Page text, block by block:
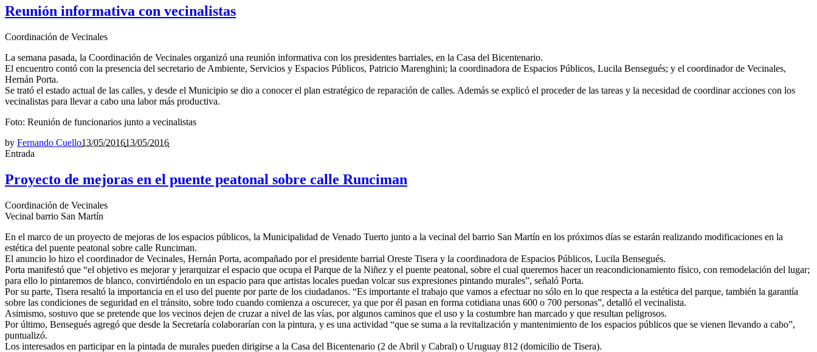
Reunión informativa con vecinalistas
Coordinación de Vecinales
La semana pasada, la Coordinación de Vecinales organizó una reunión informativa con los presidentes barriales, en la Casa del Bicentenario.
El encuentro contó con la presencia del secretario de Ambiente, Servicios y Espacios Públicos, Patricio Marenghini; la coordinadora de Espacios Públicos, Lucila Bensegués; y el coordinador de Vecinales,
Hernán Porta.
Se trató el estado actual de las calles, y desde el Municipio se dio a conocer el plan estratégico de reparación de calles. Además se explicó el proceder de las tareas y la necesidad de coordinar acciones con los
vecinalistas para llevar a cabo una labor más productiva.
Foto: Reunión de funcionarios junto a vecinalistas
by Fernando Cuello13/05/201613/05/2016
Entrada
Proyecto de mejoras en el puente peatonal sobre calle Runciman
Coordinación de Vecinales
Vecinal barrio San Martín
En el marco de un proyecto de mejoras de los espacios públicos, la Municipalidad de Venado Tuerto junto a la vecinal del barrio San Martín en los próximos días se estarán realizando modificaciones en la
estética del puente peatonal sobre calle Runciman.
El anuncio lo hizo el coordinador de Vecinales, Hernán Porta, acompañado por el presidente barrial Oreste Tisera y la coordinadora de Espacios Públicos, Lucila Bensegués.
Porta manifestó que “el objetivo es mejorar y jerarquizar el espacio que ocupa el Parque de la Niñez y el puente peatonal, sobre el cual queremos hacer un reacondicionamiento físico, con remodelación del lugar;
para ello lo pintaremos de blanco, convirtiéndolo en un espacio para que artistas locales puedan volcar sus expresiones pintando murales”, señaló Porta.
Por su parte, Tisera resaltó la importancia en el uso del puente por parte de los ciudadanos. “Es importante el trabajo que vamos a efectuar no sólo en lo que respecta a la estética del parque, también la garantía
sobre las condiciones de seguridad en el tránsito, sobre todo cuando comienza a oscurecer, ya que por él pasan en forma cotidiana unas 600 o 700 personas”, detalló el vecinalista.
Asimismo, sostuvo que se pretende que los vecinos dejen de cruzar a nivel de las vías, por algunos caminos que el uso y la costumbre han marcado y que resultan peligrosos.
Por último, Bensegués agregó que desde la Secretaría colaborarían con la pintura, y es una actividad “que se suma a la revitalización y mantenimiento de los espacios públicos que se vienen llevando a cabo”,
puntualizó.
Los interesados en participar en la pintada de murales pueden dirigirse a la Casa del Bicentenario (2 de Abril y Cabral) o Uruguay 812 (domicilio de Tisera).